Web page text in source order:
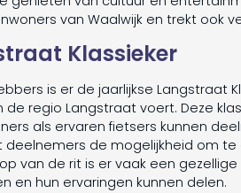
van Waalwijk en trekt ook
Klassieker
is er de jaarlijkse
de regio Langstraat voert. Deze
als ervaren fietsers kunnen
deelnemers de mogelijkheid om
van de rit is er vaak een
en hun ervaringen kunnen delen.